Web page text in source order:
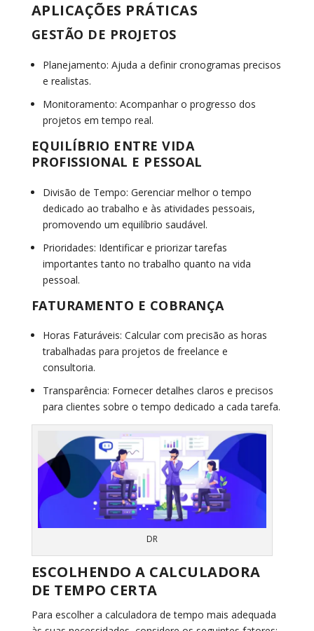
APLICAÇÕES PRÁTICAS
GESTÃO DE PROJETOS
Planejamento: Ajuda a definir cronogramas precisos
e realistas.
Monitoramento: Acompanhar o progresso dos
projetos em tempo real.
EQUILÍBRIO ENTRE VIDA
PROFISSIONAL E PESSOAL
Divisão de Tempo: Gerenciar melhor o tempo
dedicado ao trabalho e às atividades pessoais,
promovendo um equilíbrio saudável.
Prioridades: Identificar e priorizar tarefas
importantes tanto no trabalho quanto na vida
pessoal.
FATURAMENTO E COBRANÇA
Horas Faturáveis: Calcular com precisão as horas
trabalhadas para projetos de freelance e
consultoria.
Transparência: Fornecer detalhes claros e precisos
para clientes sobre o tempo dedicado a cada tarefa.
DR
ESCOLHENDO A CALCULADORA
DE TEMPO CERTA
Para escolher a calculadora de tempo mais adequada